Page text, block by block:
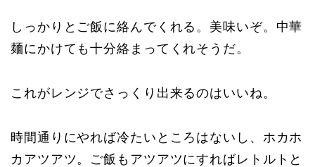
しっかりとご飯に絡んでくれる。美味いぞ。中華
麺にかけても十分絡まってくれそうだ。
これがレンジでさっくり出来るのはいいね。
時間通りにやれば冷たいところはないし、ホカホ
カアツアツ。ご飯もアツアツにすればレトルトと